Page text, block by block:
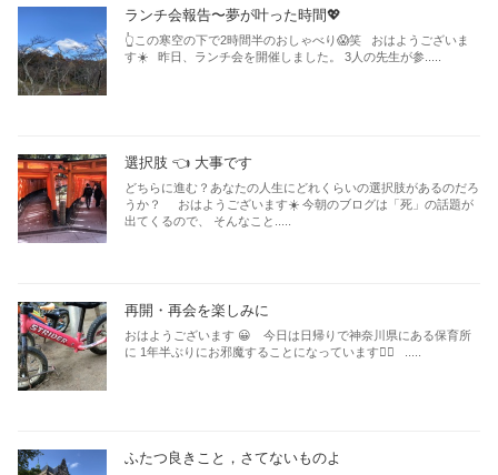
ランチ会報告〜夢が叶った時間💖
👆この寒空の下で2時間半のおしゃべり😱笑 おはようございま
す☀️ 昨日、ランチ会を開催しました。 3人の先生が参.....
選択肢 👈 大事です
どちらに進む？あなたの人生にどれくらいの選択肢があるのだろ
うか？ おはようございます☀️ 今朝のブログは「死」の話題が
出てくるので、 そんなこと.....
再開・再会を楽しみに
おはようございます 😀 今日は日帰りで神奈川県にある保育所
に 1年半ぶりにお邪魔することになっています🙇‍♂️ .....
ふたつ良きこと，さてないものよ